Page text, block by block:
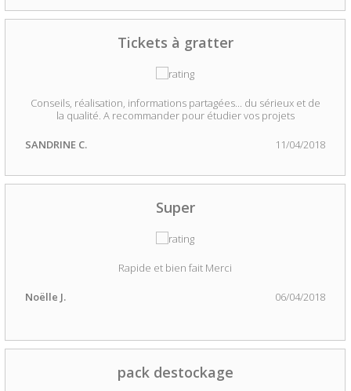
Tickets à gratter
Conseils, réalisation, informations partagées... du sérieux et de
la qualité. A recommander pour étudier vos projets
SANDRINE C. 11/04/2018
Super
Rapide et bien fait Merci
Noëlle J. 06/04/2018
pack destockage